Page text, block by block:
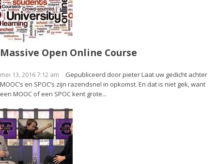
Massive Open Online Course
mei 13, 2016 7:12 am Gepubliceerd doorpieterLaat uw gedicht achter
MOOC’s en SPOC’s zijn razendsnel in opkomst. En dat is niet gek, want
een MOOC of een SPOC kent grote...